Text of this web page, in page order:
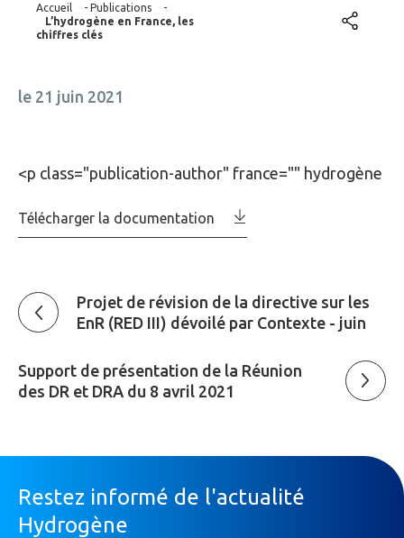
Accueil - Publications
-
L’hydrogène en France, les
chiffres clés
le 21 juin 2021
<p class="publication-author" france="" hydrogène
Télécharger la documentation
Projet de révision de la directive sur les
EnR (RED III) dévoilé par Contexte - juin
Support de présentation de la Réunion
des DR et DRA du 8 avril 2021
Restez informé de l'actualité
Hydrogène